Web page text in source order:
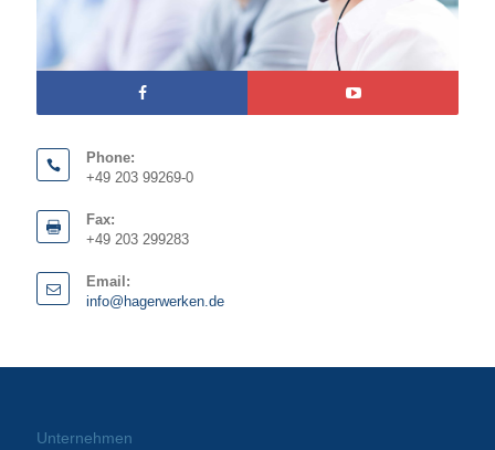
Phone:
+49 203 99269-0
Fax:
+49 203 299283
Email:
info@hagerwerken.de
Unternehmen